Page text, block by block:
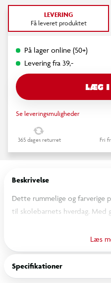
LEVERING
Få leveret produktet
På lager online (50+)
Levering fra 39,-
LÆG I
Se leveringsmuligheder
365 dages returret Fri
Beskrivelse
Dette rummelige og farverige
til skolebarnets hverdag. Med
barnet med at holde styr på
derhjemme. Et penalhus, der
sjovt design – og som gør det
skoletasken!
Læs
Specifikationer